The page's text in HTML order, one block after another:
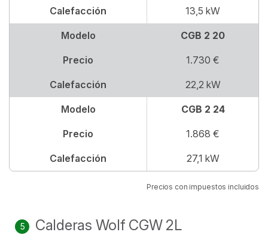
Calefacción 13,5 kW
Modelo CGB 2 20
Precio 1.730 €
Calefacción 22,2 kW
Modelo CGB 2 24
Precio 1.868 €
Calefacción 27,1 kW
Precios con impuestos incluidos
Calderas Wolf CGW 2L